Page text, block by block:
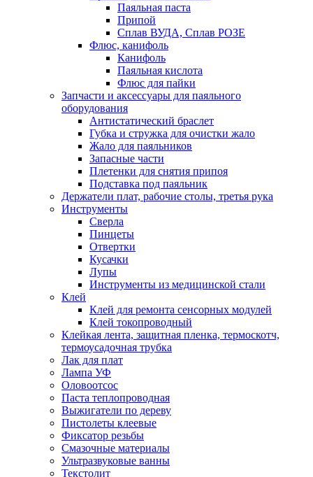
Паяльная паста
Припой
Сплав ВУДА, Сплав РОЗЕ
Флюс, канифоль
Канифоль
Паяльная кислота
Флюс для пайки
Запчасти и аксессуары для паяльного
оборудования
Антистатический браслет
Губка и стружка для очистки жало
Жало для паяльников
Запасные части
Плетенки для снятия припоя
Подставка под паяльник
Держатели плат, рабочие столы, третья рука
Инструменты
Сверла
Пинцеты
Отвертки
Кусачки
Лупы
Инструменты из медицинской стали
Клей
Клей для ремонта сенсорных модулей
Клей токопроводный
Клейкая лента, защитная пленка, термоскотч,
термоусадочная трубка
Лак для плат
Лампа УФ
Оловоотсос
Паста теплопроводная
Выжигатели по дереву
Пистолеты клеевые
Фиксатор резьбы
Смазочные материалы
Ультразвуковые ванны
Текстолит